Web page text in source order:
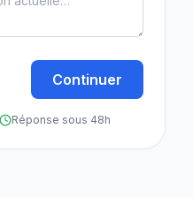
Continuer
Réponse sous 48h